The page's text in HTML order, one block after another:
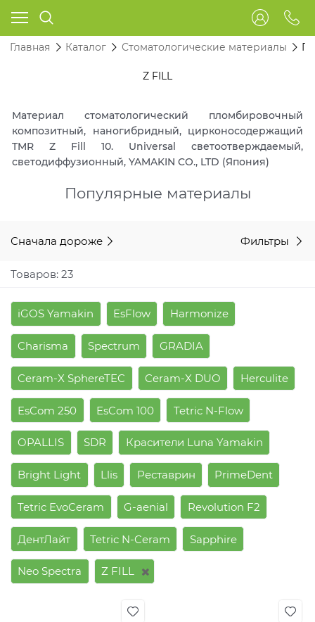
Главная Каталог Стоматологические материалы
Z FILL
Материал стоматологический пломбировочный
композитный, наногибридный, цирконосодержащий
TMR Z Fill 10. Universal светоотверждаемый,
светодиффузионный, YAMAKIN CO., LTD (Япония)
Популярные материалы
Сначала дороже Фильтры
Товаров: 23
iGOS Yamakin EsFlow Harmonize
Charisma Spectrum GRADIA
Ceram-X SphereTEC Ceram-X DUO Herculite
EsCom 250 EsCom 100 Tetric N-Flow
OPALLIS SDR Красители Luna Yamakin
Bright Light Llis Реставрин PrimeDent
Tetric EvoCeram G-aenial Revolution F2
ДентЛайт Tetric N-Ceram Sapphire
Neo Spectra Z FILL